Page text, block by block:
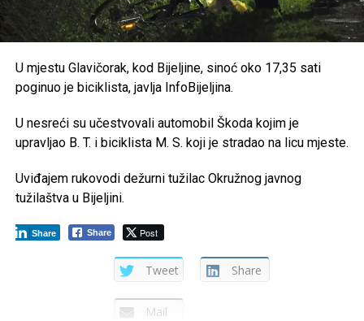
U mjestu Glavičorak, kod Bijeljine, sinoć oko 17,35 sati
poginuo je biciklista, javlja InfoBijeljina.
U nesreći su učestvovali automobil Škoda kojim je
upravljao B. T. i biciklista M. S. koji je stradao na licu mjeste.
Uviđajem rukovodi dežurni tužilac Okružnog javnog
tužilaštva u Bijeljini.
Share Post
Share
Tweet Share
Mail